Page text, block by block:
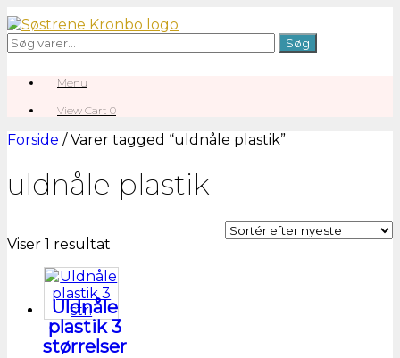
Gå
til
indhold
Søg
efter:
Søg
Menu
View
cart
View Cart 0
Forside / Varer tagged “uldnåle plastik”
uldnåle plastik
Viser 1 resultat
Uldnåle
plastik 3
størrelser